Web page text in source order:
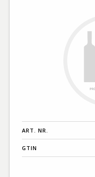
ART. NR.
GTIN